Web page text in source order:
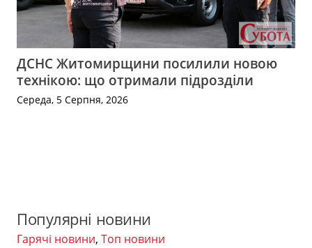
ДСНС Житомирщини посилили новою
технікою: що отримали підрозділи
Середа, 5 Серпня, 2026
Популярні новини
Гарячі новини, Топ новини